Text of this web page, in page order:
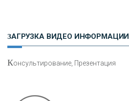
ЗАГРУЗКА ВИДЕО ИНФОРМАЦИИ
Консультирование, Презентация